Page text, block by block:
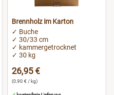
Brennholz im Karton
✓ Buche
✓ 30/33 cm
✓ kammergetrocknet
✓ 30 kg
26,95 €
(0,90 € / kg)